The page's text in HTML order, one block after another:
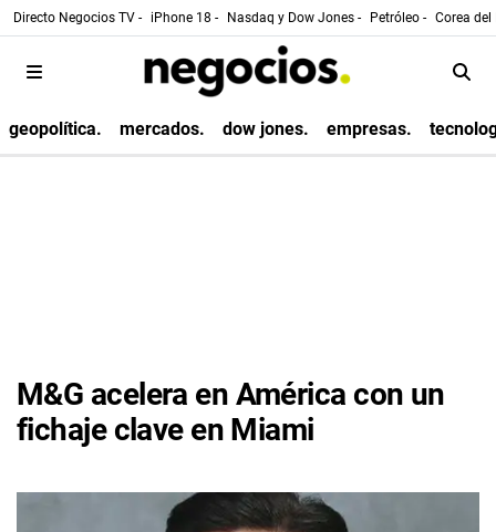
Directo Negocios TV - iPhone 18 - Nasdaq y Dow Jones - Petróleo - Corea
geopolítica. mercados. dow jones. empresas.
M&G acelera en América con un
fichaje clave en Miami